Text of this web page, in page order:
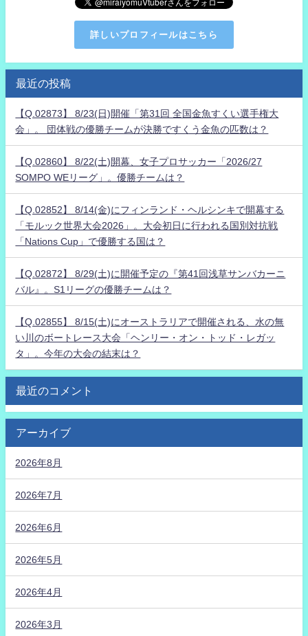
詳しいプロフィールはこちら
最近の投稿
【Q.02873】 8/23(日)開催「第31回 全国金魚すくい選手権大
会」。 団体戦の優勝チームが決勝ですくう金魚の匹数は？
【Q.02860】 8/22(土)開幕、女子プロサッカー「2026/27
SOMPO WEリーグ」。優勝チームは？
【Q.02852】 8/14(金)にフィンランド・ヘルシンキで開幕する
「モルック世界大会2026」。大会初日に行われる国別対抗戦
「Nations Cup」で優勝する国は？
【Q.02872】 8/29(土)に開催予定の『第41回浅草サンバカーニ
バル』。S1リーグの優勝チームは？
【Q.02855】 8/15(土)にオーストラリアで開催される、水の無
い川のボートレース大会「ヘンリー・オン・トッド・レガッ
タ」。今年の大会の結末は？
最近のコメント
アーカイブ
2026年8月
2026年7月
2026年6月
2026年5月
2026年4月
2026年3月